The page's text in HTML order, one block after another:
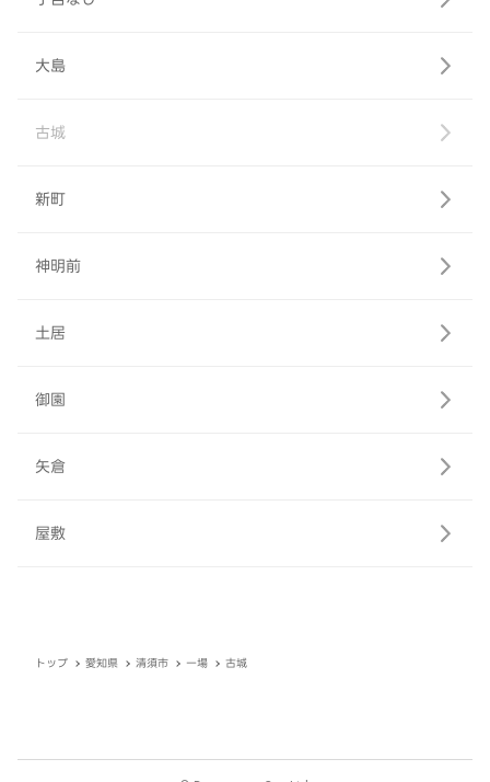
大島
古城
新町
神明前
土居
御園
矢倉
屋敷
トップ 愛知県 清須市 一場 古城